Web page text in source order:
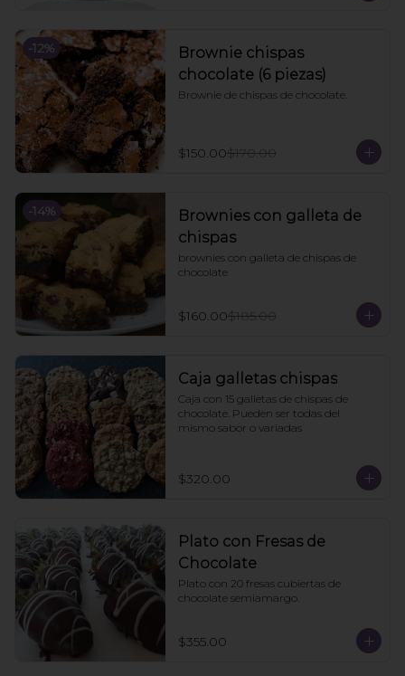
-12%
Brownie chispas
chocolate (6 piezas)
Brownie de chispas de chocolate.
$150.00$170.00
-14%
Brownies con galleta de
chispas
brownies con galleta de chispas de
chocolate
$160.00$185.00
Caja galletas chispas
Caja con 15 galletas de chispas de
chocolate. Pueden ser todas del
mismo sabor o variadas
$320.00
Plato con Fresas de
Chocolate
Plato con 20 fresas cubiertas de
chocolate semiamargo.
$355.00